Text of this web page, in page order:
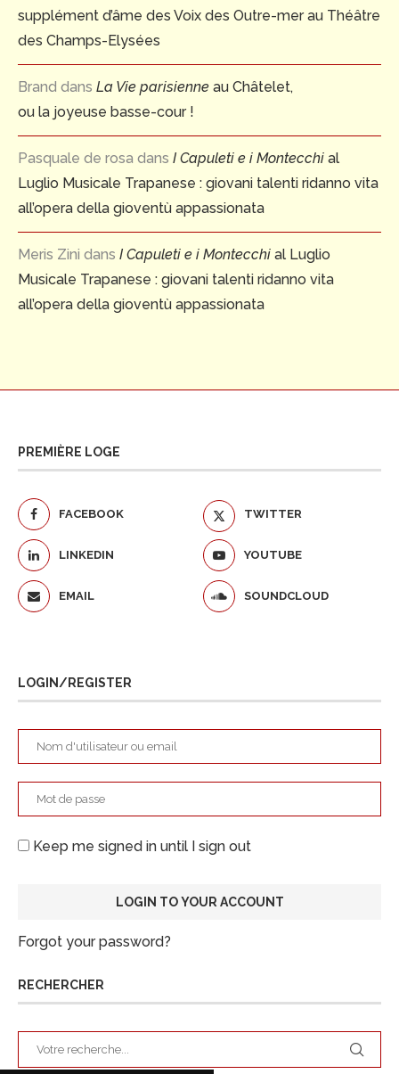
supplément d’âme des Voix des Outre-mer au Théâtre
des Champs-Elysées
Brand dans La Vie parisienne au Châtelet,
ou la joyeuse basse-cour !
Pasquale de rosa dans I Capuleti e i Montecchi al
Luglio Musicale Trapanese : giovani talenti ridanno vita
all’opera della gioventù appassionata
Meris Zini dans I Capuleti e i Montecchi al Luglio
Musicale Trapanese : giovani talenti ridanno vita
all’opera della gioventù appassionata
PREMIÈRE LOGE
FACEBOOK TWITTER
LINKEDIN YOUTUBE
EMAIL SOUNDCLOUD
LOGIN/REGISTER
Keep me signed in until I sign out
Forgot your password?
RECHERCHER